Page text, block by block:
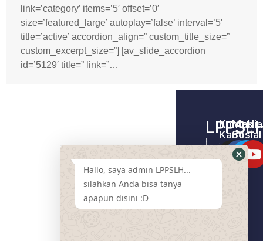
link=’category’ items=’5′ offset=’0′
size=’featured_large’ autoplay=’false’ interval=’5′
title=’active’ accordion_align=” custom_title_size=”
custom_excerpt_size=”] [av_slide_accordion
id=’5129′ title=” link=”…
Home –
LPPSLH
Pendamping
Kontak
Kami
Tentang
Kami
Media
Sosial
Hallo, saya admin LPPSLH...
silahkan Anda bisa tanya
apapun disini :D